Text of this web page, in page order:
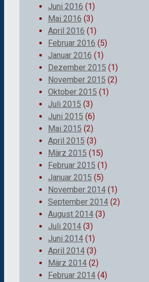
Juni 2016 (1)
Mai 2016 (3)
April 2016 (1)
Februar 2016 (5)
Januar 2016 (1)
Dezember 2015 (1)
November 2015 (2)
Oktober 2015 (1)
Juli 2015 (3)
Juni 2015 (6)
Mai 2015 (2)
April 2015 (3)
März 2015 (15)
Februar 2015 (1)
Januar 2015 (5)
November 2014 (1)
September 2014 (2)
August 2014 (3)
Juli 2014 (3)
Juni 2014 (1)
April 2014 (3)
März 2014 (2)
Februar 2014 (4)